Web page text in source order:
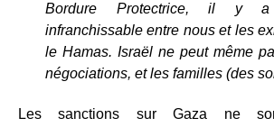
Bordure Protectrice, il y a
infranchissable entre nous et les
le Hamas. Israël ne peut même
négociations, et les familles (des
Les sanctions sur Gaza ne